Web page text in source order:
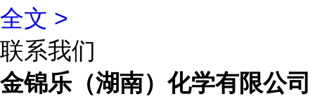
全文 >
联系我们
金锦乐（湖南）化学有限公司